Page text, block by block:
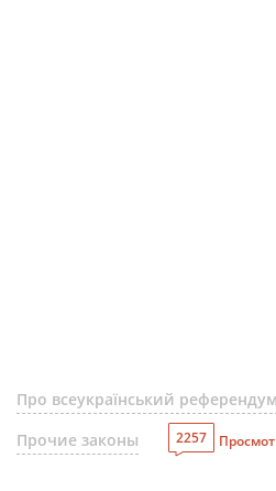
Про всеукраїнський
Прочие законы
2257